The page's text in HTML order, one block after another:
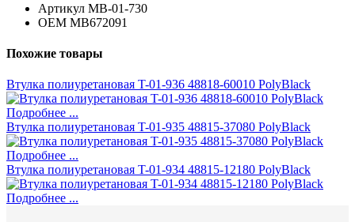
Артикул MB-01-730
ОЕМ MB672091
Похожие товары
Втулка полиуретановая T-01-936 48818-60010 PolyBlack
Подробнее ...
Втулка полиуретановая T-01-935 48815-37080 PolyBlack
Подробнее ...
Втулка полиуретановая T-01-934 48815-12180 PolyBlack
Подробнее ...